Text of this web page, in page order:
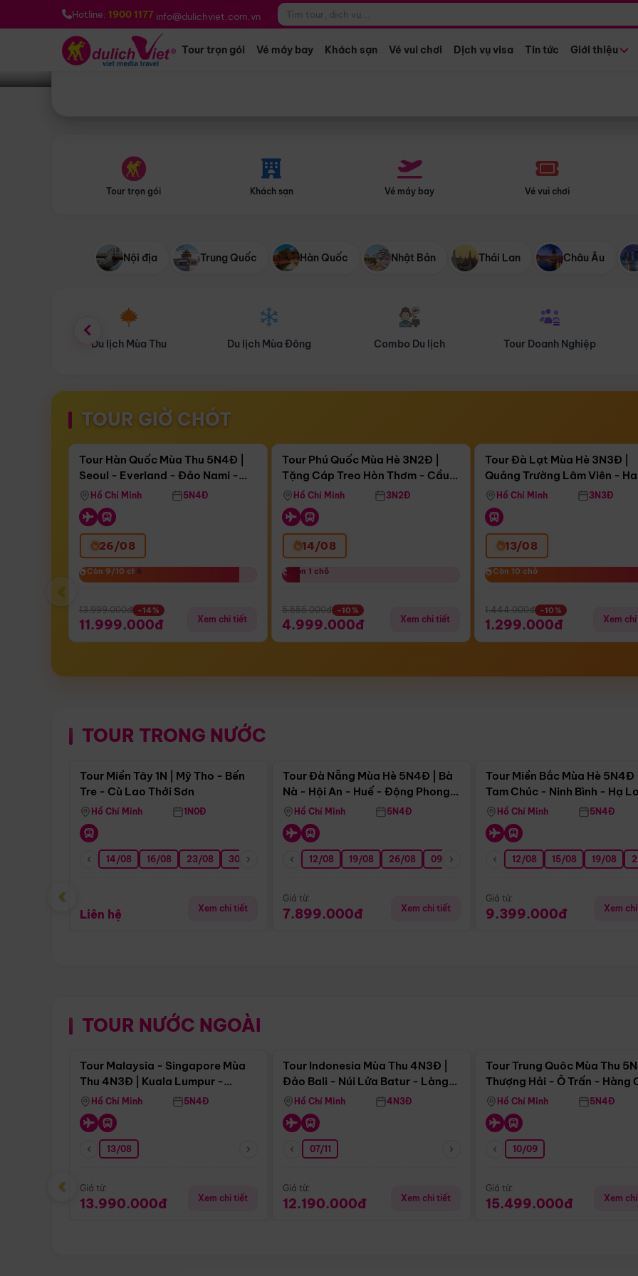
Hotline: 1900 1177 info@dulichviet.com.vn
Tour trọn gói Vé máy bay Khách sạn Vé vui chơi Dịch vụ visa Tin tức Giới thiệu
Bạn muốn đi đâu? *
Tour trọn gói Khách sạn Vé máy bay Vé vui chơi
Nội địa Trung Quốc Hàn Quốc Nhật Bản Thái Lan Châu Âu
Du lịch Mùa Đông Combo Du lịch Tour Doanh Nghiệp Du lịch Hành Hương
TOUR GIỜ CHÓT
Còn17 ngày 09:20:22
Bay Sun Phuquoc Airways
Điểm nổi bật
Tour Hàn Quốc Mùa Thu 5N4Đ |
Seoul - Everland - Đảo Nami -
Tháp Namsan (Bay Sun Phuquoc
Airways)
Hồ Chí Minh 5N4Đ
26/08
Còn 9/10 chỗ
Còn 9/10 chỗ
13.999.000đ -14%
11.999.000đ Xem chi tiết
Còn05 ngày 09:20:22
Tặng Cáp Treo Hòn Thơm
Tour Phú Quốc Mùa Hè 3N2Đ |
Tặng Cáp Treo Hòn Thơm - Cầu
Hôn - Công Viên Nước Aquatopia
Hồ Chí Minh 3N2Đ
14/08
Còn 1 chỗ
Còn 1 chỗ
5.555.000đ -10%
4.999.000đ Xem chi tiết
Còn04 ngày 09:20:22
Tour Đà Lạt Mùa Hè 3N3Đ |
Quảng Trường Lâm Viên -
Hill - Puppy Farm
Hồ Chí Minh 3N3Đ
13/08
Còn 10 chỗ
Còn 10 chỗ
1.444.000đ -10%
1.299.000đ Xem
‹
TOUR TRONG NƯỚC
Điểm nổi bật
Tour Miền Tây 1N | Mỹ Tho - Bến
Tre - Cù Lao Thới Sơn
Hồ Chí Minh 1N0Đ
14/08 16/08 23/08 30/08 06/09 13/09 20/09 27/09
Liên hệ Xem chi tiết
Tour Đà Nẵng Mùa Hè 5N4Đ | Bà
Nà - Hội An - Huế - Động Phong
NhaHồ Chí Minh 5N4Đ
12/08 19/08 26/08 09/09 16/09 23/09 30/09 07/10
Giá từ:
7.899.000đ Xem chi tiết
Tour Miền Bắc Mùa Hè 5N4Đ |
Tam Chúc - Ninh Bình - Hạ
Hồ Chí Minh 5N4Đ
12/08 15/08 19/08
Giá từ:
9.399.000đ Xem
‹
TOUR NƯỚC NGOÀI
Điểm nổi bật
Tour Malaysia - Singapore Mùa
Thu 4N3Đ | Kuala Lumpur -
Malacca - Johor Baru -
Singapore
Hồ Chí Minh 5N4Đ
13/08
Giá từ:
13.990.000đ Xem chi tiết
Tour Indonesia Mùa Thu 4N3Đ |
Đảo Bali - Núi Lửa Batur - Làng
Penglipuran
Hồ Chí Minh 4N3Đ
07/11
Giá từ:
12.190.000đ Xem chi tiết
Tour Trung Quôc Mùa Thu
Thượng Hải - Ô Trấn - Hàng
(Tour Không Shopping)
Hồ Chí Minh 5N4Đ
10/09
Giá từ:
15.499.000đ Xem
‹